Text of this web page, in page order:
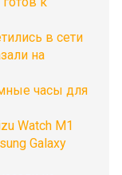
в сети
на
часы для
Watch M1
Galaxy